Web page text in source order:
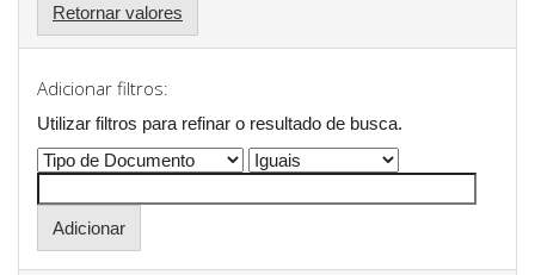
Retornar valores
Adicionar filtros:
Utilizar filtros para refinar o resultado de busca.